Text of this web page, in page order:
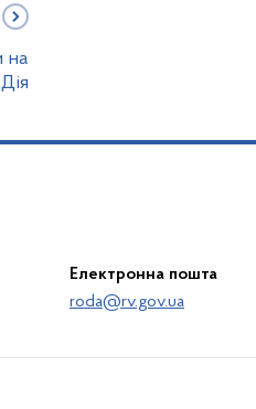
на
Електронна пошта
roda@rv.gov.ua